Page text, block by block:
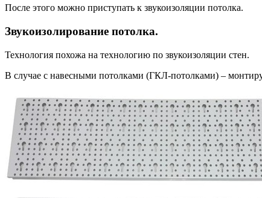
После этого можно приступать к звукоизоляции потолка.
Звукоизолирование потолка.
Технология похожа на технологию по звукоизоляции стен.
В случае с навесными потолками (ГКЛ-потолками) –